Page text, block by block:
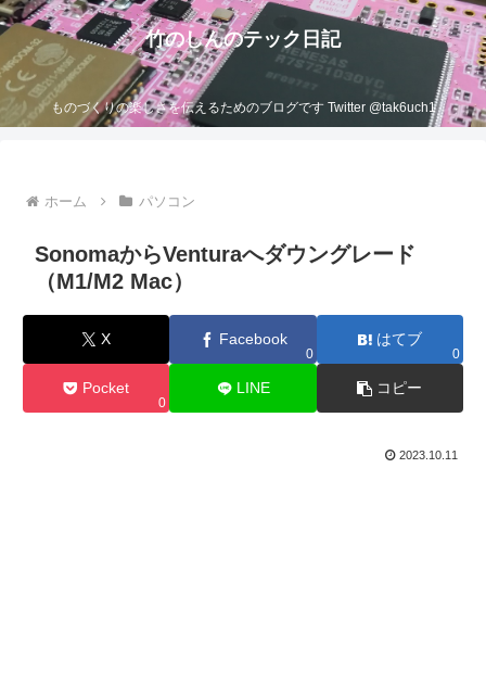
竹のしんのテック日記
ものづくりの楽しさを伝えるためのブログです Twitter @tak6uch1
ホーム パソコン
SonomaからVenturaへダウングレード
（M1/M2 Mac）
X Facebook
0
はてブ
0
Pocket
0
LINE コピー
2023.10.11